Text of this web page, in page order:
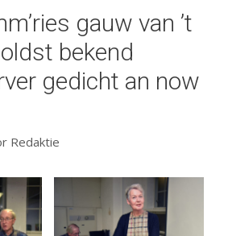
gauw van ’t
bekend
gedicht an now
Redaktie